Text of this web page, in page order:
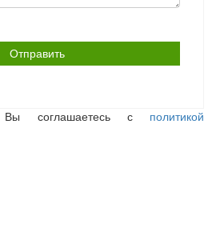
Вы соглашаетесь с политикой